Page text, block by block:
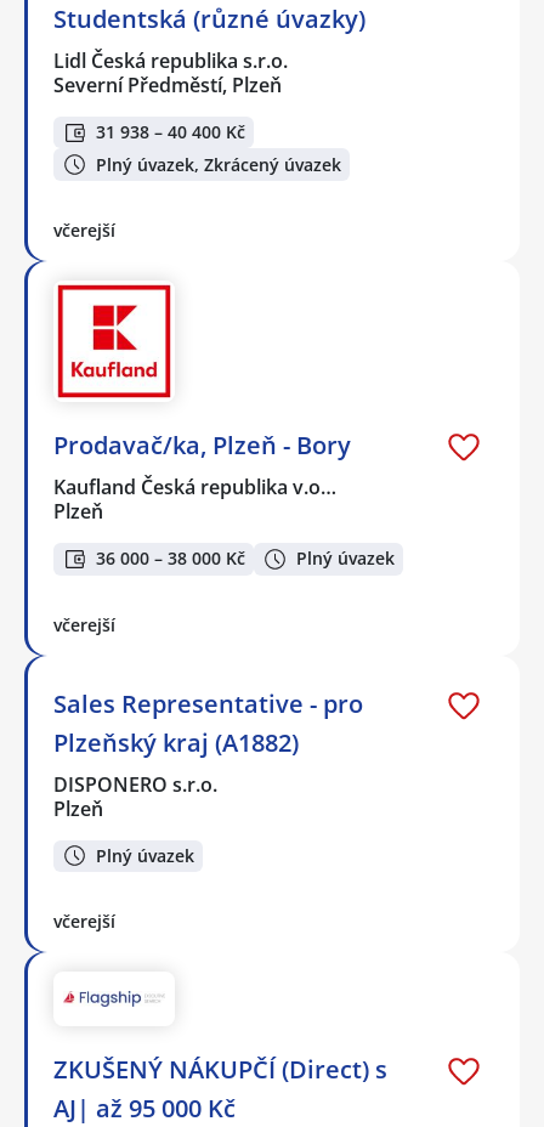
Studentská (různé úvazky)
Lidl Česká republika s.r.o.
Severní Předměstí, Plzeň
31 938 – 40 400 Kč
Plný úvazek, Zkrácený úvazek
včerejší
Prodavač/ka, Plzeň - Bory
Kaufland Česká republika v.o…
Plzeň
36 000 – 38 000 Kč Plný úvazek
včerejší
Sales Representative - pro
Plzeňský kraj (A1882)
DISPONERO s.r.o.
Plzeň
Plný úvazek
včerejší
ZKUŠENÝ NÁKUPČÍ (Direct) s
AJ| až 95 000 Kč